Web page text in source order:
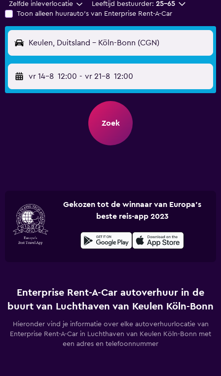
Zelfde inleverlocatie Leeftijd bestuurder: 25-65
Toon alleen huurauto's van Enterprise Rent-A-Car
Keulen, Duitsland - Köln-Bonn (CGN)
vr 14-8 12:00 - vr 21-8 12:00
Zoek
Gekozen tot de winnaar van Europa's
beste reis-app 2023
Enterprise Rent-A-Car autoverhuur in de
buurt van Luchthaven van Keulen Köln-Bonn
Hieronder vind je informatie over elke autoverhuurlocatie van
Enterprise Rent-A-Car in Luchthaven van Keulen Köln-Bonn met
een adres en telefoonnummer